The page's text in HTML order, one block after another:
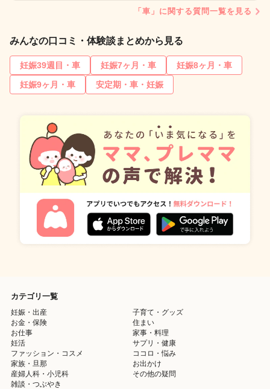
「車」に関する質問一覧を見る
みんなの口コミ・体験談まとめから見る
妊娠39週目・車 妊娠7ヶ月・車
妊娠8ヶ月・車
妊娠9ヶ月・車
安定期・車・妊娠
カテゴリ一覧
妊娠・出産
子育て・グッズ
お金・保険
住まい
お仕事
家事・料理
妊活
サプリ・健康
ファッション・コスメ
ココロ・悩み
家族・旦那
お出かけ
産婦人科・小児科
その他の疑問
雑談・つぶやき